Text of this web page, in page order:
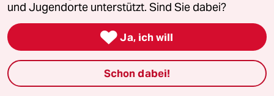
Fragen & Hilfe
Feedback
und Jugendorte unterstützt. Sind Sie dabei?
 Ja, ich will
Schon dabei!